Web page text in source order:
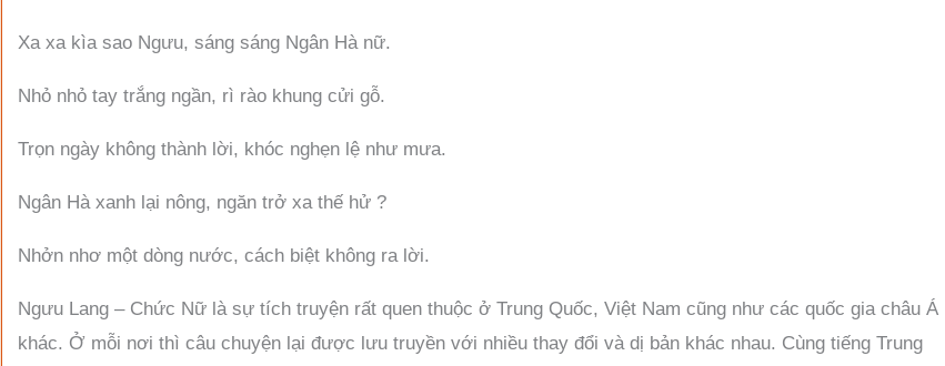
Xa xa kìa sao Ngưu, sáng sáng Ngân Hà nữ.
Nhỏ nhỏ tay trắng ngần, rì rào khung cửi gỗ.
Trọn ngày không thành lời, khóc nghẹn lệ như mưa.
Ngân Hà xanh lại nông, ngăn trở xa thế hử ?
Nhởn nhơ một dòng nước, cách biệt không ra lời.
Ngưu Lang – Chức Nữ là sự tích truyện rất quen thuộc ở Trung Quốc, Việt Nam cũng như các quốc gia châu Á
khác. Ở mỗi nơi thì câu chuyện lại được lưu truyền với nhiều thay đổi và dị bản khác nhau. Cùng tiếng Trung